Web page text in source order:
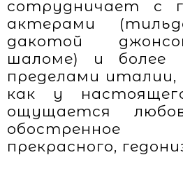
сотрудничает с
актерами
дакотой
шаломе) и более
пределами италии,
как у
ощущается
прекрасного,